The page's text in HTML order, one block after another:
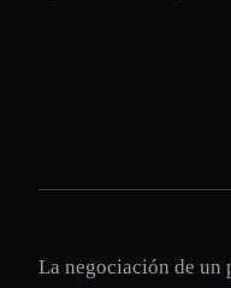
La negociación de un